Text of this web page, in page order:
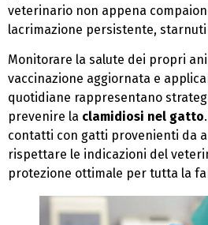
veterinario non appena
lacrimazione persistente, starnuti
Monitorare la salute dei propri
vaccinazione aggiornata e
quotidiane rappresentano
prevenire la clamidiosi nel gatto
contatti con gatti provenienti da
rispettare le indicazioni del
protezione ottimale per tutta la